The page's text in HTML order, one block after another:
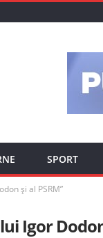
SPORT
și al PSRM”
Igor